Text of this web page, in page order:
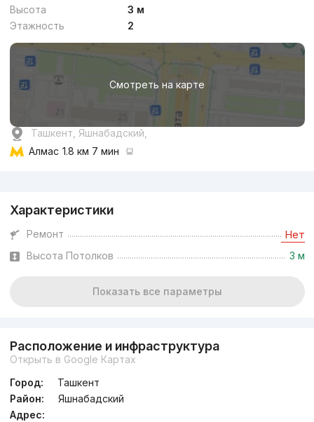
Высота
3 м
Этажность
2
Смотреть на карте
Ташкент, Яшнабадский,
Алмас 1.8 км 7 мин
Характеристики
Ремонт Нет
Высота Потолков 3 м
Показать все параметры
Расположение и инфраструктура
Открыть в Google Картах
Город:
Ташкент
Район:
Яшнабадский
Адрес: